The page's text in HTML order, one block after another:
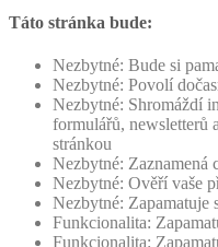
Táto stránka bude:
Nezbytné: Bude si
Nezbytné: Povolí
Nezbytné: Shromáždí
formulářů, newsletterů
stránkou
Nezbytné: Zaznamená
Nezbytné: Ověří vaše
Nezbytné: Zapamatuje
Funkcionalita:
Funkcionalita: